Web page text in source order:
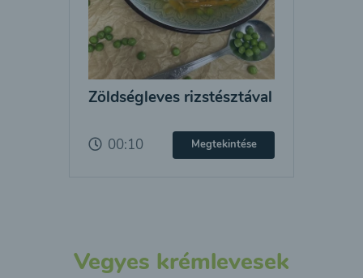
Zöldségleves rizstésztával
00:10 Megtekintése
Vegyes krémlevesek